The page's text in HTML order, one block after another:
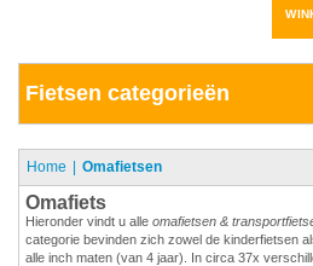
Fietsen categorieën
Home Omafietsen
Omafiets
Hieronder vindt u alle omafietsen &
categorie bevinden zich zowel de kinderfietsen
alle inch maten (van 4 jaar). In circa 37x